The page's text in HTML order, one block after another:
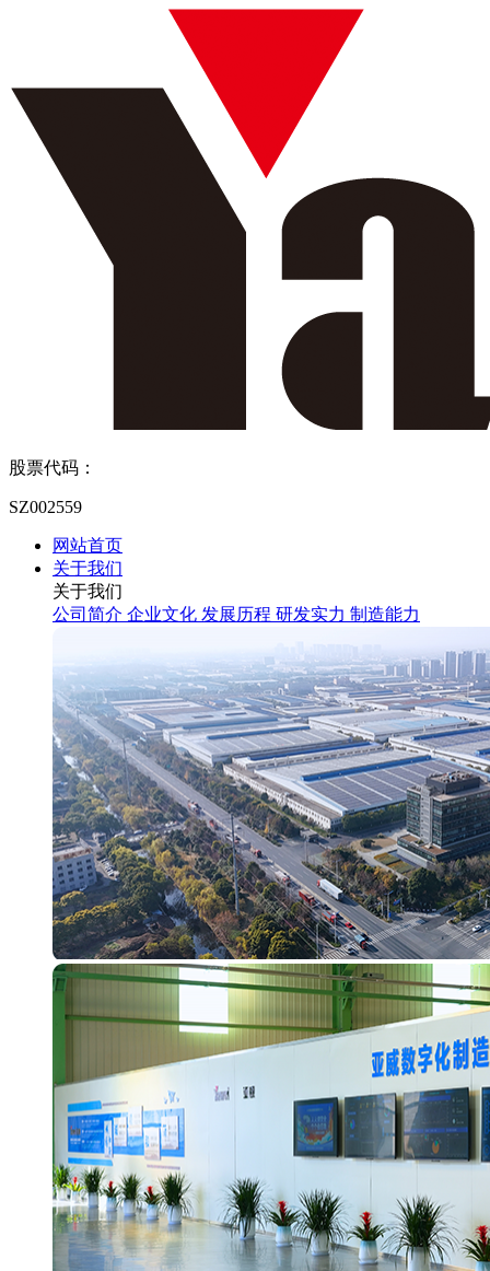
股票代码：
SZ002559
网站首页
关于我们
关于我们
公司简介 企业文化 发展历程 研发实力 制造能力